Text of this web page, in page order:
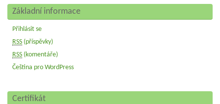
Základní informace
Přihlásit se
RSS (příspěvky)
RSS (komentáře)
Čeština pro WordPress
Certifikát